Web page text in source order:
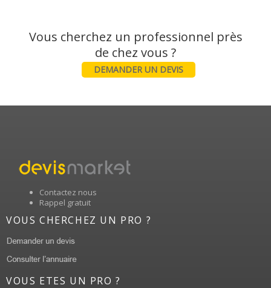
Vous cherchez un professionnel près
DEMANDER UN DEVIS
Contactez nous
Rappel gratuit
VOUS CHERCHEZ UN PRO ?
VOUS ETES UN PRO ?